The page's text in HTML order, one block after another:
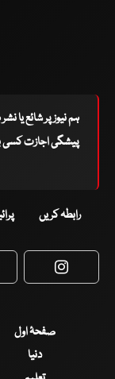
ہم نیوز پر شائع یا
پیشگی اجازت کسی
رابطہ کریں
صفحۂ اول
دنیا